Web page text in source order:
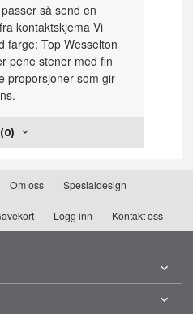
så send en
kontaktskjema Vi
farge; Top Wesselton
pene stener med fin
proporsjoner som gir
Om oss Spesialdesign
Logg inn Kontakt oss